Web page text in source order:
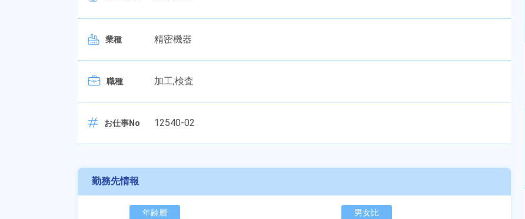
業種 精密機器
職種 加工,検査
お仕事No 12540-02
勤務先情報
年齢層
男女比
に！？ディープな世界にあなたもきっとハマる